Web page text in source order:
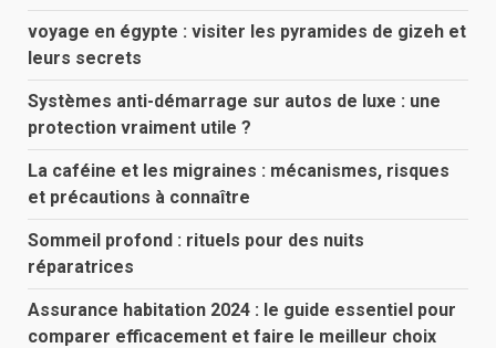
voyage en égypte : visiter les pyramides de gizeh et
leurs secrets
Systèmes anti-démarrage sur autos de luxe : une
protection vraiment utile ?
La caféine et les migraines : mécanismes, risques
et précautions à connaître
Sommeil profond : rituels pour des nuits
réparatrices
Assurance habitation 2024 : le guide essentiel pour
comparer efficacement et faire le meilleur choix